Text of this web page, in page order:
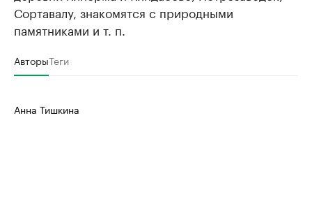
Сортавалу, знакомятся с природными
памятниками и т. п.
АвторыТеги
Анна Тишкина